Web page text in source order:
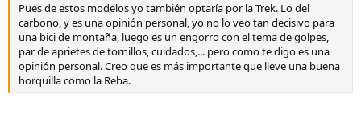
Pues de estos modelos yo también optaría por la Trek. Lo del
carbono, y es una opinión personal, yo no lo veo tan decisivo para
una bici de montaña, luego es un engorro con el tema de golpes,
par de aprietes de tornillos, cuidados,... pero como te digo es una
opinión personal. Creo que es más importante que lleve una buena
horquilla como la Reba.